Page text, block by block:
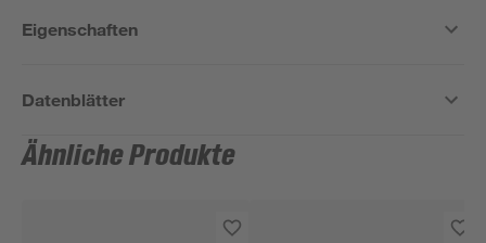
Eigenschaften
Datenblätter
Ähnliche Produkte